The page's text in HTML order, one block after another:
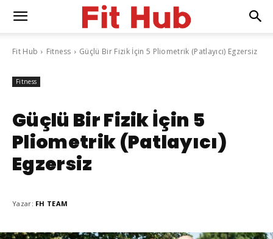
Fit Hub Fitness Güçlü Bir Fizik İçin 5 Pliometrik (Patlayıcı) Egzersiz
Fitness
Güçlü Bir Fizik İçin 5
Pliometrik (Patlayıcı)
Egzersiz
Yazar: FH TEAM